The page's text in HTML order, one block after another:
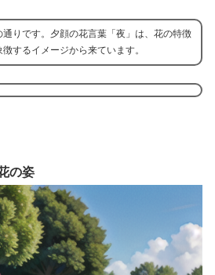
通りです。夕顔の花言葉「夜」は、花の特徴
徴するイメージから来ています。
の姿